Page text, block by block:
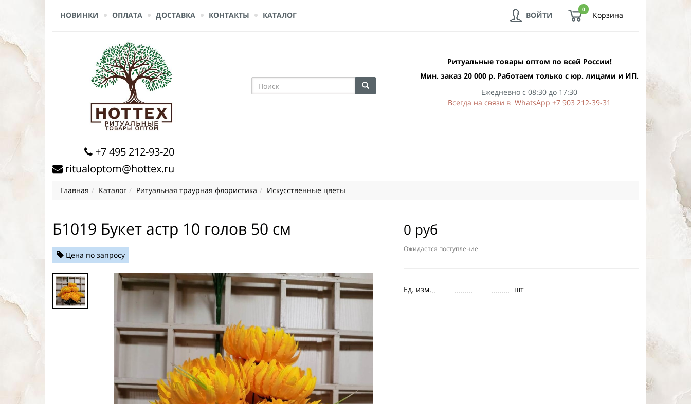
НОВИНКИ ОПЛАТА ДОСТАВКА КОНТАКТЫ КАТАЛОГ
0
Корзина
ВОЙТИ
Ритуальные товары оптом по всей России!
Мин. заказ 20 000 р. Работаем только с юр. лицами и ИП.
Ежедневно с 08:30 до 17:30
Всегда на связи в WhatsApp +7 903 212-39-31
+7 495 212-93-20
ritualoptom@hottex.ru
Главная Каталог Ритуальная траурная флористика Искусственные цветы
Б1019 Букет астр 10 голов 50 см
Цена по запросу
0 руб
Ожидается поступление
Ед. изм. шт